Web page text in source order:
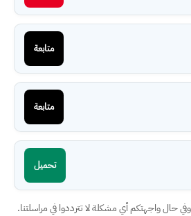
متابعة
متابعة
تحميل
حال واجهتكم أي مشكلة لا تترددوا في مراسلتنا.